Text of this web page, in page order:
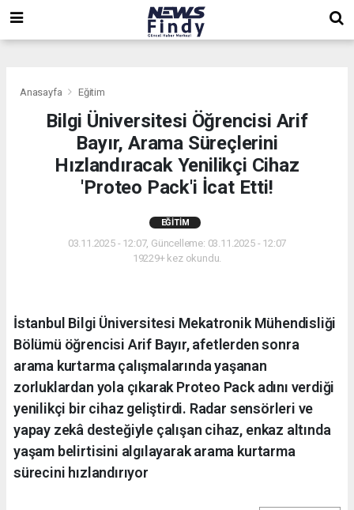
Anasayfa Eğitim
Bilgi Üniversitesi Öğrencisi Arif
Bayır, Arama Süreçlerini
Hızlandıracak Yenilikçi Cihaz
'Proteo Pack'i İcat Etti!
EĞITIM
03.11.2025 - 12:07, Güncelleme: 03.11.2025 - 12:07
19229+ kez okundu.
İstanbul Bilgi Üniversitesi Mekatronik Mühendisliği
Bölümü öğrencisi Arif Bayır, afetlerden sonra
arama kurtarma çalışmalarında yaşanan
zorluklardan yola çıkarak Proteo Pack adını verdiği
yenilikçi bir cihaz geliştirdi. Radar sensörleri ve
yapay zekâ desteğiyle çalışan cihaz, enkaz altında
yaşam belirtisini algılayarak arama kurtarma
sürecini hızlandırıyor